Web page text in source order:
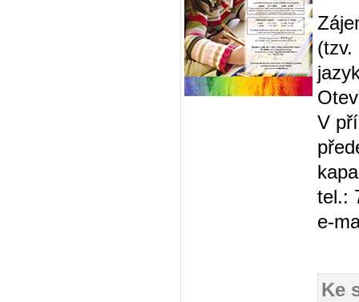
(tzv.
V
tel.:
e-
Ke